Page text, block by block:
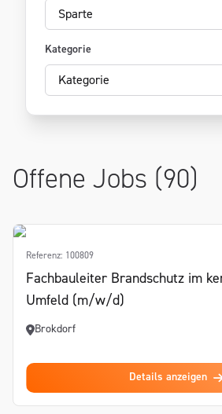
Kategorie
Offene Jobs (90)
Referenz: 100809
Fachbauleiter Brandschutz im
Umfeld (m/w/d)
Brokdorf
Details anzeigen